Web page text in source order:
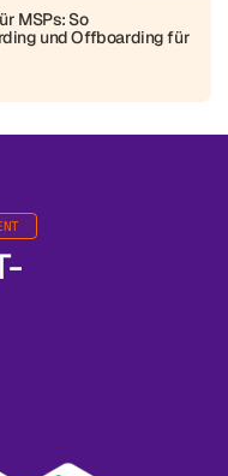
MSPs: So
und Offboarding für